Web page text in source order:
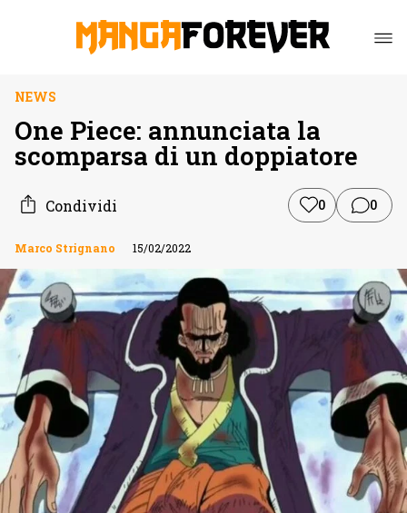
NEWS
One Piece: annunciata la
scomparsa di un doppiatore
Condividi 0 0
Marco Strignano 15/02/2022